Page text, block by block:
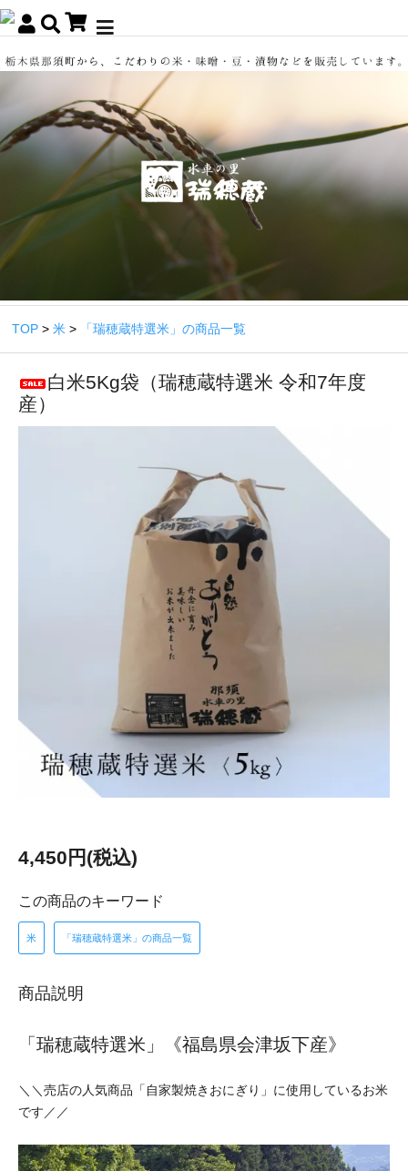
TOP > 米 > 「瑞穂蔵特選米」の商品一覧
白米5Kg袋（瑞穂蔵特選米 令和7年度
産）
4,450円(税込)
この商品のキーワード
米 「瑞穂蔵特選米」の商品一覧
商品説明
「瑞穂蔵特選米」《福島県会津坂下産》
＼＼売店の人気商品「自家製焼きおにぎり」に使用しているお米
です／／